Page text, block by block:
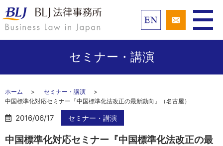
セミナー・講演
ホーム
セミナー・講演
中国標準化対応セミナー『中国標準化法改正の最新動向』（名古屋）
2016/06/17 セミナー・講演
中国標準化対応セミナー『中国標準化法改正の最